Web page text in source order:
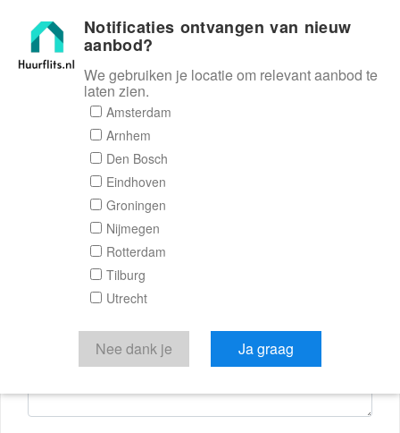
Huurflits
Reactieformulier
Huurflits
Verstuur je bericht
Door een bericht te sturen kom je in contact met de
aanbieder of makelaar van de woning.
Notificaties ontvangen van nieuw
aanbod?
We gebruiken je locatie om relevant aanbod te
laten zien.
Amsterdam
Arnhem
Den Bosch
Eindhoven
Groningen
Nijmegen
Rotterdam
Tilburg
Utrecht
Nee dank je Ja graag